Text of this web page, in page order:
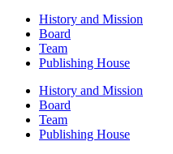
History and Mission
Board
Team
Publishing House
History and Mission
Board
Team
Publishing House